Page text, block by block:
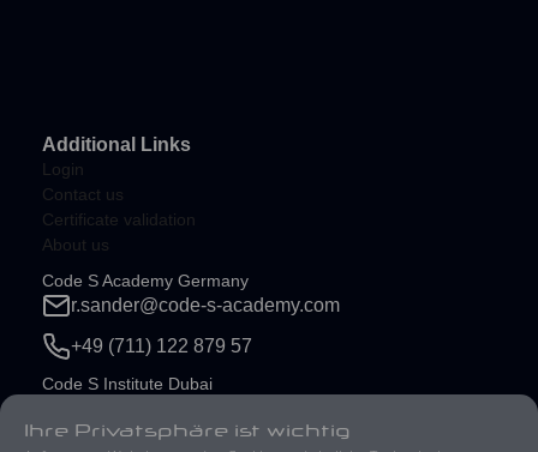
Additional Links
Login
Contact us
Certificate validation
About us
Code S Academy Germany
r.sander@code-s-academy.com
+49 (711) 122 879 57
Code S Institute Dubai
Ihre Privatsphäre ist wichtig